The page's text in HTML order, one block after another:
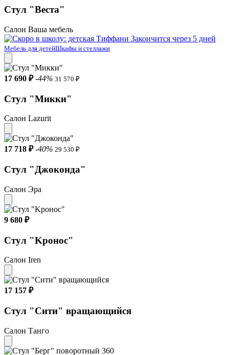
Стул "Веста"
Салон Ваша мебель
Закончится через 5 дней
Мебель для детейШкафы и стеллажи
17 690 ₽ -44% 31 570 ₽
Стул "Микки"
Салон Lazurit
17 718 ₽ -40% 29 530 ₽
Стул "Джоконда"
Салон Эра
9 680 ₽
Стул "Kронос"
Салон Iren
17 157 ₽
Стул "Сити" вращающийся
Салон Танго